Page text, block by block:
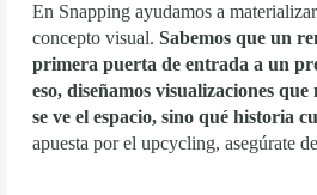
En Snapping ayudamos a
concepto visual. Sabemos que un
primera puerta de entrada a un
eso, diseñamos visualizaciones
se ve el espacio, sino qué historia
apuesta por el upcycling, asegúrate